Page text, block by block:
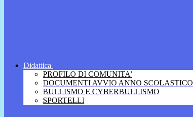
Didattica
PROFILO DI COMUNITA'
DOCUMENTI AVVIO ANNO SCOLASTICO
BULLISMO E CYBERBULLISMO
SPORTELLI